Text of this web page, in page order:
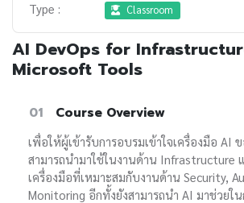
Type :
Classroom
AI DevOps for
Microsoft Tools
01 Course Overview
เพื่อให้ผู้เข้ารับการอบรมเข้าใจเครื่องมือ AI
สามารถนำมาใช้ในงานด้าน Infrastructure
เครื่องมือที่เหมาะสมกับงานด้าน Security,
Monitoring อีกทั้งยังสามารถนำ AI มาช่วยใน